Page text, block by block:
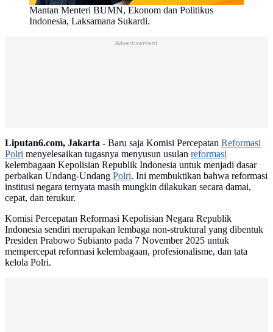
Mantan Menteri BUMN, Ekonom dan Politikus
Indonesia, Laksamana Sukardi.
Advertisement
Liputan6.com, Jakarta - Baru saja Komisi Percepatan Reformasi
Polri menyelesaikan tugasnya menyusun usulan reformasi
kelembagaan Kepolisian Republik Indonesia untuk menjadi dasar
perbaikan Undang-Undang Polri. Ini membuktikan bahwa reformasi
institusi negara ternyata masih mungkin dilakukan secara damai,
cepat, dan terukur.
Komisi Percepatan Reformasi Kepolisian Negara Republik
Indonesia sendiri merupakan lembaga non-struktural yang dibentuk
Presiden Prabowo Subianto pada 7 November 2025 untuk
mempercepat reformasi kelembagaan, profesionalisme, dan tata
kelola Polri.